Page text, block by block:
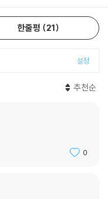
한줄평 21
설정
추천순
0